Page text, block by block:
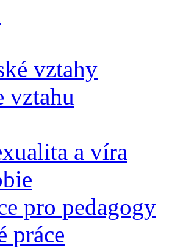
vztahy
vztahu
a víra
pro pedagogy
práce